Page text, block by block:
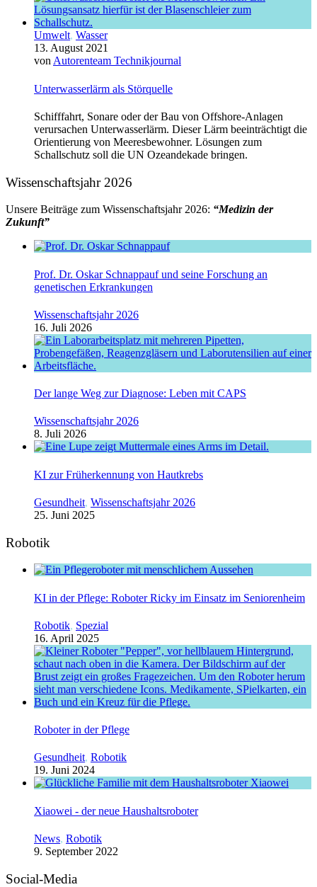
Umwelt, Wasser
13. August 2021
von Autorenteam Technikjournal
Unterwasserlärm als Störquelle
Schifffahrt, Sonare oder der Bau von Offshore-Anlagen
verursachen Unterwasserlärm. Dieser Lärm beeinträchtigt die
Orientierung von Meeresbewohner. Lösungen zum
Schallschutz soll die UN Ozeandekade bringen.
Wissenschaftsjahr 2026
Unsere Beiträge zum Wissenschaftsjahr 2026: “Medizin der
Zukunft”
Prof. Dr. Oskar Schnappauf und seine Forschung an
genetischen Erkrankungen
Wissenschaftsjahr 2026
16. Juli 2026
Der lange Weg zur Diagnose: Leben mit CAPS
Wissenschaftsjahr 2026
8. Juli 2026
KI zur Früherkennung von Hautkrebs
Gesundheit, Wissenschaftsjahr 2026
25. Juni 2025
Robotik
KI in der Pflege: Roboter Ricky im Einsatz im Seniorenheim
Robotik, Spezial
16. April 2025
Roboter in der Pflege
Gesundheit, Robotik
19. Juni 2024
Xiaowei - der neue Haushaltsroboter
News, Robotik
9. September 2022
Social-Media